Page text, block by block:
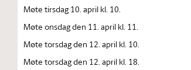
Møte tirsdag 10. april kl. 10.
Møte onsdag den 11. april kl. 11.
Møte torsdag den 12. april kl. 10.
Møte torsdag den 12. april kl. 18.